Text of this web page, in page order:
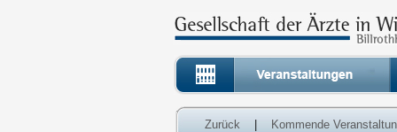
Zurück Kommende